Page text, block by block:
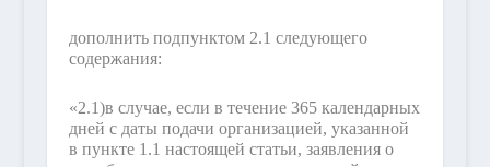
дополнить подпунктом 2.1 следующего
содержания:
«2.1)в случае, если в течение 365 календарных
дней с даты подачи организацией, указанной
в пункте 1.1 настоящей статьи, заявления о